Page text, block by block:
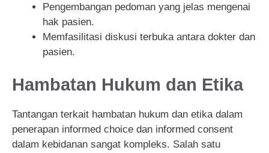
Pengembangan pedoman yang jelas mengenai
hak pasien.
Memfasilitasi diskusi terbuka antara dokter dan
pasien.
Hambatan Hukum dan Etika
Tantangan terkait hambatan hukum dan etika dalam
penerapan informed choice dan informed consent
dalam kebidanan sangat kompleks. Salah satu